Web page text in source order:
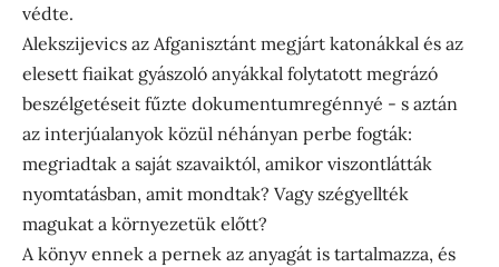
védte.
Alekszijevics az Afganisztánt megjárt katonákkal és az
elesett fiaikat gyászoló anyákkal folytatott megrázó
beszélgetéseit fűzte dokumentumregénnyé - s aztán
az interjúalanyok közül néhányan perbe fogták:
megriadtak a saját szavaiktól, amikor viszontlátták
nyomtatásban, amit mondtak? Vagy szégyellték
magukat a környezetük előtt?
A könyv ennek a pernek az anyagát is tartalmazza, és